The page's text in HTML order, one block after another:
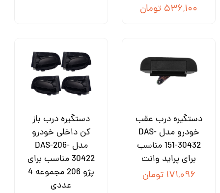
۵۳۶,۱۰۰ تومان
دستگیره درب عقب
خودرو مدل DAS-
151-30432 مناسب
برای پراید وانت
۱۷۱,۰۹۶ تومان
دستگیره درب باز
کن داخلی خودرو
مدل DAS-206-
30422 مناسب برای
پژو 206 مجموعه 4
عددی